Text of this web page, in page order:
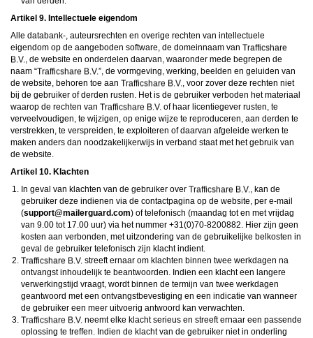
Artikel 9. Intellectuele eigendom
Alle databank-, auteursrechten en overige rechten van intellectuele
eigendom op de aangeboden software, de domeinnaam van
, de website en onderdelen daarvan, waaronder mede begrepen de
naam “
”, de vormgeving, werking, beelden en geluiden van
de website, behoren toe aan
, voor zover deze rechten niet
bij de gebruiker of derden rusten. Het is de gebruiker verboden het materiaal
waarop de rechten van
of haar licentiegever rusten, te
verveelvoudigen, te wijzigen, op enige wijze te reproduceren, aan derden te
verstrekken, te verspreiden, te exploiteren of daarvan afgeleide werken te
maken anders dan noodzakelijkerwijs in verband staat met het gebruik van
de website.
Artikel 10. Klachten
In geval van klachten van de gebruiker over
, kan de
gebruiker deze indienen via de contactpagina op de website, per e-mail
(moc.draugreliam@troppus) of telefonisch (maandag tot en met vrijdag
van 9.00 tot 17.00 uur) via het nummer +31(0)70-8200882. Hier zijn geen
kosten aan verbonden, met uitzondering van de gebruikelijke belkosten in
geval de gebruiker telefonisch zijn klacht indient.
streeft ernaar om klachten binnen twee werkdagen na
ontvangst inhoudelijk te beantwoorden. Indien een klacht een langere
verwerkingstijd vraagt, wordt binnen de termijn van twee werkdagen
geantwoord met een ontvangstbevestiging en een indicatie van wanneer
de gebruiker een meer uitvoerig antwoord kan verwachten.
neemt elke klacht serieus en streeft ernaar een passende
oplossing te treffen. Indien de klacht van de gebruiker niet in onderling